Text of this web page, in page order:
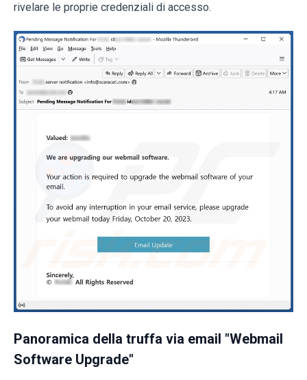
rivelare le proprie credenziali di accesso.
Panoramica della truffa via email "Webmail
Software Upgrade"